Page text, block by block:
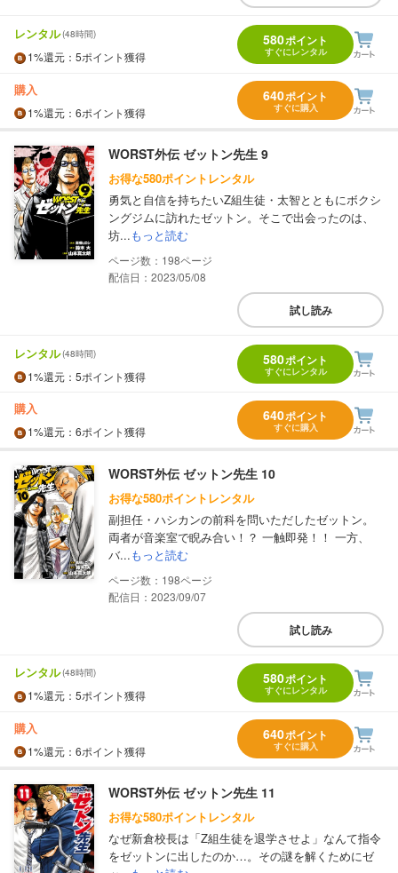
レンタル(48時間)
1%還元 ：5ポイント獲得
580ポイント
すぐにレンタル
購入
1%還元 ：6ポイント獲得
640ポイント
すぐに購入
WORST外伝 ゼットン先生 9
お得な580ポイントレンタル
勇気と自信を持ちたいZ組生徒・太智とともにボクシ
ングジムに訪れたゼットン。そこで出会ったのは、
坊...もっと読む
198
配信日：2023/05/08
試し読み
レンタル(48時間)
1%還元 ：5ポイント獲得
580ポイント
すぐにレンタル
購入
1%還元 ：6ポイント獲得
640ポイント
すぐに購入
WORST外伝 ゼットン先生 10
お得な580ポイントレンタル
副担任・ハシカンの前科を問いただしたゼットン。
両者が音楽室で睨み合い！？ 一触即発！！ 一方、
バ...もっと読む
198
配信日：2023/09/07
試し読み
レンタル(48時間)
1%還元 ：5ポイント獲得
580ポイント
すぐにレンタル
購入
1%還元 ：6ポイント獲得
640ポイント
すぐに購入
WORST外伝 ゼットン先生 11
お得な580ポイントレンタル
なぜ新倉校長は「Z組生徒を退学させよ」なんて指令
をゼットンに出したのか…。その謎を解くためにゼ